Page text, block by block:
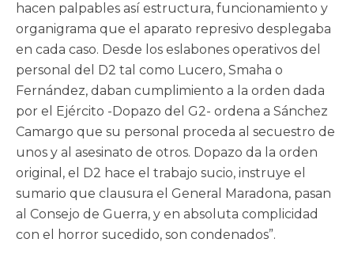
hacen palpables así estructura, funcionamiento y
organigrama que el aparato represivo desplegaba
en cada caso. Desde los eslabones operativos del
personal del D2 tal como Lucero, Smaha o
Fernández, daban cumplimiento a la orden dada
por el Ejército -Dopazo del G2- ordena a Sánchez
Camargo que su personal proceda al secuestro de
unos y al asesinato de otros. Dopazo da la orden
original, el D2 hace el trabajo sucio, instruye el
sumario que clausura el General Maradona, pasan
al Consejo de Guerra, y en absoluta complicidad
con el horror sucedido, son condenados”.